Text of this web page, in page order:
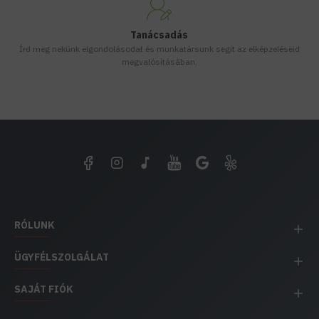
Tanácsadás
Írd meg nekünk elgondolásodat és munkatársunk segít az elképzeléseid
megvalósításában.
RÓLUNK
ÜGYFÉLSZOLGÁLAT
SAJÁT FIÓK